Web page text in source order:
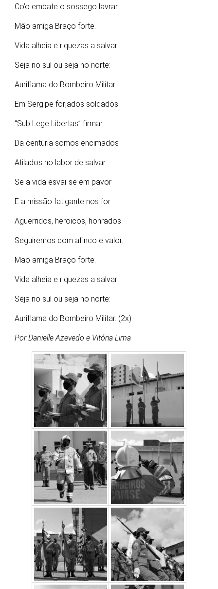
Co’o embate o sossego lavrar.
Mão amiga Braço forte.
Vida alheia e riquezas a salvar
Seja no sul ou seja no norte:
Auriflama do Bombeiro Militar.
Em Sergipe forjados soldados
“Sub Lege Libertas” firmar
Da centúria somos encimados
Atilados no labor de salvar.
Se a vida esvai-se em pavor
E a missão fatigante nos for
Aguerridos, heroicos, honrados
Seguiremos com afinco e valor.
Mão amiga Braço forte.
Vida alheia e riquezas a salvar
Seja no sul ou seja no norte:
Auriflama do Bombeiro Militar. (2x)
Por Danielle Azevedo e Vitória Lima